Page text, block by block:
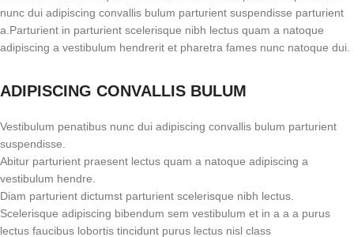
nunc dui adipiscing convallis bulum parturient suspendisse parturient
a.Parturient in parturient scelerisque nibh lectus quam a natoque
adipiscing a vestibulum hendrerit et pharetra fames nunc natoque dui.
ADIPISCING CONVALLIS BULUM
Vestibulum penatibus nunc dui adipiscing convallis bulum parturient
suspendisse.
Abitur parturient praesent lectus quam a natoque adipiscing a
vestibulum hendre.
Diam parturient dictumst parturient scelerisque nibh lectus.
Scelerisque adipiscing bibendum sem vestibulum et in a a a purus
lectus faucibus lobortis tincidunt purus lectus nisl class